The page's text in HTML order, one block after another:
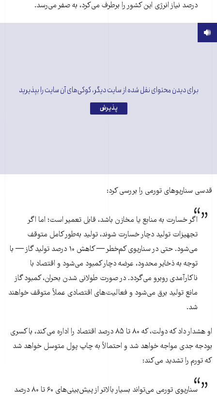
درصد نیاز انرژی این کشور را برطرف می‌کرد، به صفر می‌رسد.
برای دیدن محتوای نقل شده از سایت دیگر، کوکی‌های آن سایت را بپذیرید
پذیرش
قدسی سناریوهای تورمی را بررسی کرد:
اگر خسارت به منابع یا مخازن باشد، قابل تعمیر است؛ اما اگر
تجهیزات تولید دچار خسارت شوند، تولید به‌طور کامل متوقف
می‌شود. حتی در سناریوی کم‌خطر — کاهش ۱۰ درصد تولید گاز — با
توجه به ذخایر محدود، عرضه دچار کمبود می‌شود و اقتصاد با
ناکارآمدی روبرو می‌گردد. در صورت طولانی شدن بحران، کمبود گاز
مانع تولید برق می‌شود و فعالیت‌های اقتصادی عملاً متوقف خواهند
شد.
او هشدار داد که دولت، که ۸۰ تا ۸۵ درصد اقتصاد را اداره می‌کند، با کسری
بودجه جدی مواجه خواهد شد و احتمالاً به چاپ پول متوسل خواهد شد
که تورم را تشدید می‌کند:
سناریوی تورمی می‌تواند بسیار بالاتر از پیش‌بینی‌های ۶۰ تا ۸۰ درصد